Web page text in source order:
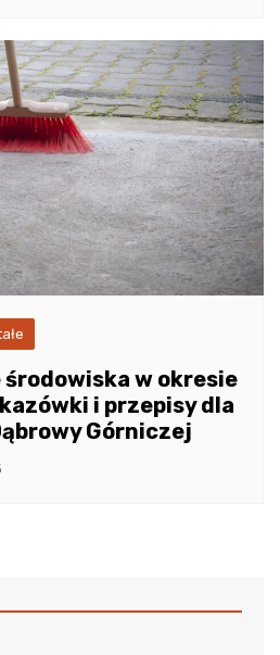
w okresie
i przepisy dla
Górniczej